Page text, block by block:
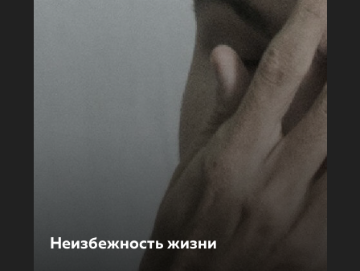
Неизбежность жизни